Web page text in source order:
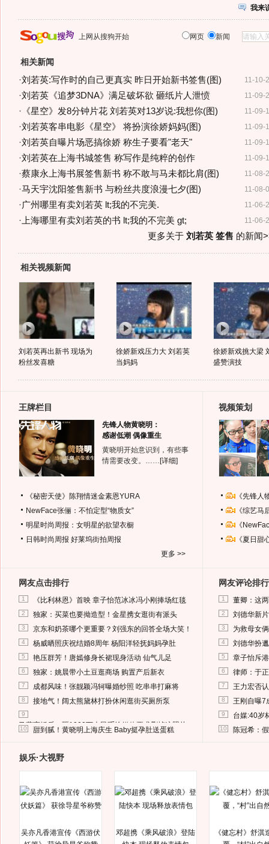
我来
上网从搜狗开始 网页 新闻
相关新闻
11-10-
·刘若英:写作时的自己更真实 昨日开始新书签售(图)
11-09-
·刘若英《追梦3DNA》满足破坏欲 砸纸片人泄愤
11-09-
· 《星空》发8分钟片花 刘若英对13岁说:我想你(图)
11-09-
·刘若英客串电影《星空》 将扮演徐娇妈妈(图)
11-09-
·刘若英自曝片场恶搞徐娇 称生子要看"老天"
11-09-
·刘若英在上海书城签售 称写作是纯粹的创作
11-08-
·蔡康永上海书展签售新书 称不敢与马未都比肩(图)
11-08-
·马天宇沈阳签售新书 与粉丝共度浪漫七夕(图)
11-06-
·广州哪里有卖刘若英 lt;我的不完美.
11-06-
· 上海哪里有卖刘若英的书 lt;我的不完美 gt;
更多关于 刘若英 签售 的新闻
相关视频新闻
刘若英再出新书 现场为
粉丝发喜糖
徐娇新戏压力大 刘若英
当妈妈
徐娇新戏挑大梁
盛赞演技
王牌栏目
先锋人物黄晓明：
感谢低潮 偶像重生
黄晓明开始意识到，有些事
情需要改变。…… [详细]
《秘密天使》陈翔情迷金素恩YURA
NewFace张俪：不怕定型“物质女”
明星时尚周报：女明星的欲望衣橱
日韩时尚周报 好莱坞街拍周报
更多 >>
视频策划
《先锋
《综艺
《
《夏日
网友点击排行
1 《比利林恩》首映 章子怡范冰冰冯小刚捧场红毯
2 独家：买菜也要拗造型！金星携女逛街有派头
3 京东和奶茶哪个更重要？刘强东的回答全场大笑！
4 杨威晒照庆祝结婚8周年 杨阳洋轻抚妈妈孕肚
5 艳压群芳！唐嫣修身长裙现身活动 仙气儿足
6 独家：姚晨带小土豆逛商场 购置产后新衣
7 成都风味！张靓颖冯轲曝婚纱照 吃串串打麻将
8 接地气！阔太熊黛林打扮休闲逛街买厕所泵
9
马蓉离婚后，砸1000万人民币给媒体要求删掉这照片
10 甜到腻！黄晓明上海庆生 Baby挺孕肚送蛋糕
网友评论排行
1 董卿：这
2 刘德华新
3 为救母女
4 刘德华扮
5 章子怡斥
6 律师：于
7 王力宏否
8 王刚自曝7
9 台媒:40岁
10 陈冠希：
娱乐·大视野
吴亦凡香港宣传《西游伏
邓超携《乘风破浪》登陆
《健忘村》舒淇